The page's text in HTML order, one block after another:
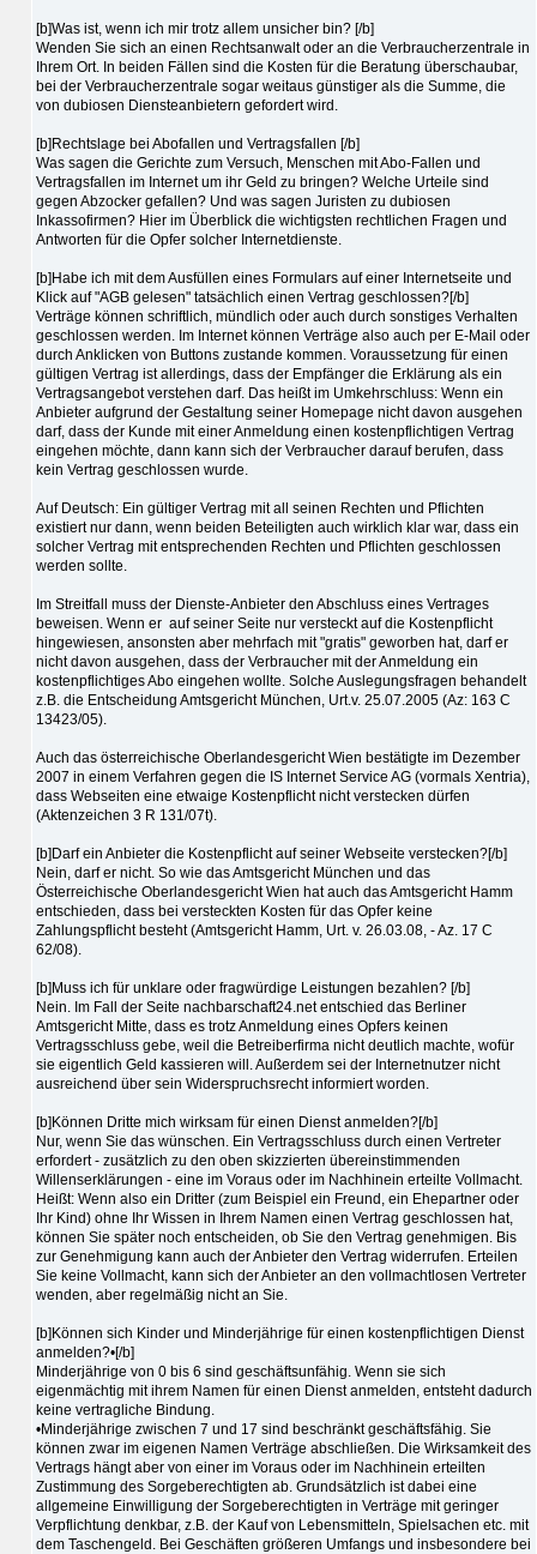
[b]Was ist, wenn ich mir trotz allem unsicher bin? [/b]
Wenden Sie sich an einen Rechtsanwalt oder an die Verbraucherzentrale in
Ihrem Ort. In beiden Fällen sind die Kosten für die Beratung überschaubar,
bei der Verbraucherzentrale sogar weitaus günstiger als die Summe, die
von dubiosen Diensteanbietern gefordert wird.
[b]Rechtslage bei Abofallen und Vertragsfallen [/b]
Was sagen die Gerichte zum Versuch, Menschen mit Abo-Fallen und
Vertragsfallen im Internet um ihr Geld zu bringen? Welche Urteile sind
gegen Abzocker gefallen? Und was sagen Juristen zu dubiosen
Inkassofirmen? Hier im Überblick die wichtigsten rechtlichen Fragen und
Antworten für die Opfer solcher Internetdienste.
[b]Habe ich mit dem Ausfüllen eines Formulars auf einer Internetseite und
Klick auf "AGB gelesen" tatsächlich einen Vertrag geschlossen?[/b]
Verträge können schriftlich, mündlich oder auch durch sonstiges Verhalten
geschlossen werden. Im Internet können Verträge also auch per E-Mail oder
durch Anklicken von Buttons zustande kommen. Voraussetzung für einen
gültigen Vertrag ist allerdings, dass der Empfänger die Erklärung als ein
Vertragsangebot verstehen darf. Das heißt im Umkehrschluss: Wenn ein
Anbieter aufgrund der Gestaltung seiner Homepage nicht davon ausgehen
darf, dass der Kunde mit einer Anmeldung einen kostenpflichtigen Vertrag
eingehen möchte, dann kann sich der Verbraucher darauf berufen, dass
kein Vertrag geschlossen wurde.
Auf Deutsch: Ein gültiger Vertrag mit all seinen Rechten und Pflichten
existiert nur dann, wenn beiden Beteiligten auch wirklich klar war, dass ein
solcher Vertrag mit entsprechenden Rechten und Pflichten geschlossen
werden sollte.
Im Streitfall muss der Dienste-Anbieter den Abschluss eines Vertrages
beweisen. Wenn er auf seiner Seite nur versteckt auf die Kostenpflicht
hingewiesen, ansonsten aber mehrfach mit "gratis" geworben hat, darf er
nicht davon ausgehen, dass der Verbraucher mit der Anmeldung ein
kostenpflichtiges Abo eingehen wollte. Solche Auslegungsfragen behandelt
z.B. die Entscheidung Amtsgericht München, Urt.v. 25.07.2005 (Az: 163 C
13423/05).
Auch das österreichische Oberlandesgericht Wien bestätigte im Dezember
2007 in einem Verfahren gegen die IS Internet Service AG (vormals Xentria),
dass Webseiten eine etwaige Kostenpflicht nicht verstecken dürfen
(Aktenzeichen 3 R 131/07t).
[b]Darf ein Anbieter die Kostenpflicht auf seiner Webseite verstecken?[/b]
Nein, darf er nicht. So wie das Amtsgericht München und das
Österreichische Oberlandesgericht Wien hat auch das Amtsgericht Hamm
entschieden, dass bei versteckten Kosten für das Opfer keine
Zahlungspflicht besteht (Amtsgericht Hamm, Urt. v. 26.03.08, - Az. 17 C
62/08).
[b]Muss ich für unklare oder fragwürdige Leistungen bezahlen? [/b]
Nein. Im Fall der Seite nachbarschaft24.net entschied das Berliner
Amtsgericht Mitte, dass es trotz Anmeldung eines Opfers keinen
Vertragsschluss gebe, weil die Betreiberfirma nicht deutlich machte, wofür
sie eigentlich Geld kassieren will. Außerdem sei der Internetnutzer nicht
ausreichend über sein Widerspruchsrecht informiert worden.
[b]Können Dritte mich wirksam für einen Dienst anmelden?[/b]
Nur, wenn Sie das wünschen. Ein Vertragsschluss durch einen Vertreter
erfordert - zusätzlich zu den oben skizzierten übereinstimmenden
Willenserklärungen - eine im Voraus oder im Nachhinein erteilte Vollmacht.
Heißt: Wenn also ein Dritter (zum Beispiel ein Freund, ein Ehepartner oder
Ihr Kind) ohne Ihr Wissen in Ihrem Namen einen Vertrag geschlossen hat,
können Sie später noch entscheiden, ob Sie den Vertrag genehmigen. Bis
zur Genehmigung kann auch der Anbieter den Vertrag widerrufen. Erteilen
Sie keine Vollmacht, kann sich der Anbieter an den vollmachtlosen Vertreter
wenden, aber regelmäßig nicht an Sie.
[b]Können sich Kinder und Minderjährige für einen kostenpflichtigen Dienst
anmelden?•[/b]
Minderjährige von 0 bis 6 sind geschäftsunfähig. Wenn sie sich
eigenmächtig mit ihrem Namen für einen Dienst anmelden, entsteht dadurch
keine vertragliche Bindung.
•Minderjährige zwischen 7 und 17 sind beschränkt geschäftsfähig. Sie
können zwar im eigenen Namen Verträge abschließen. Die Wirksamkeit des
Vertrags hängt aber von einer im Voraus oder im Nachhinein erteilten
Zustimmung des Sorgeberechtigten ab. Grundsätzlich ist dabei eine
allgemeine Einwilligung der Sorgeberechtigten in Verträge mit geringer
Verpflichtung denkbar, z.B. der Kauf von Lebensmitteln, Spielsachen etc. mit
dem Taschengeld. Bei Geschäften größeren Umfangs und insbesondere bei